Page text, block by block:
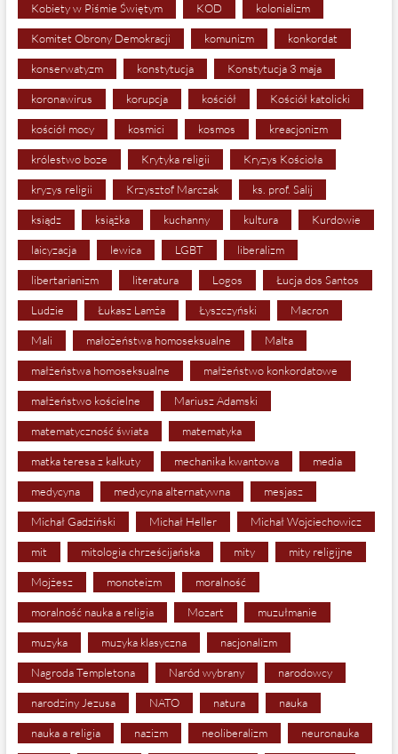
Kobiety w Piśmie Świętym KOD kolonializm
Komitet Obrony Demokracji komunizm konkordat
konserwatyzm konstytucja Konstytucja 3 maja
koronawirus korupcja kościół Kościół katolicki
kościół mocy kosmici kosmos kreacjonizm
królestwo boze Krytyka religii Kryzys Kościoła
kryzys religii Krzysztof Marczak ks. prof. Salij
ksiądz książka kuchanny kultura Kurdowie
laicyzacja lewica LGBT liberalizm
libertarianizm literatura Logos Łucja dos Santos
Ludzie Łukasz Lamża Łyszczyński Macron
Mali małożeństwa homoseksualne Malta
małżeństwa homoseksualne małżeństwo konkordatowe
małżeństwo kościelne Mariusz Adamski
matematyczność świata matematyka
matka teresa z kalkuty mechanika kwantowa media
medycyna medycyna alternatywna mesjasz
Michał Gadziński Michał Heller Michał Wojciechowicz
mit mitologia chrześcijańska mity mity religijne
Mojżesz monoteizm moralność
moralność nauka a religia Mozart muzułmanie
muzyka muzyka klasyczna nacjonalizm
Nagroda Templetona Naród wybrany narodowcy
narodziny Jezusa NATO natura nauka
nauka a religia nazizm neoliberalizm neuronauka